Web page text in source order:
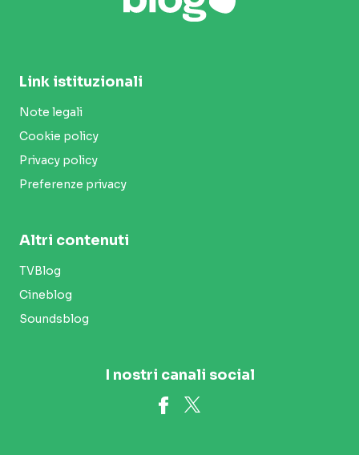
Link istituzionali
Note legali
Cookie policy
Privacy policy
Preferenze privacy
Altri contenuti
TVBlog
Cineblog
Soundsblog
I nostri canali social